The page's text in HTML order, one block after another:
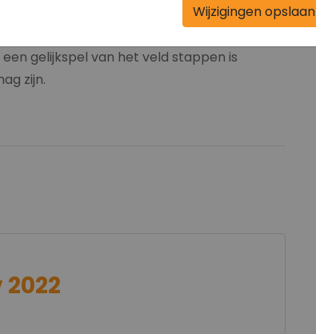
moet dit punt ook zeker als een bonuspunt
een punt te pakken tegen de
gelijkspel van het veld stappen is
zijn.
Wijzigingen opslaan